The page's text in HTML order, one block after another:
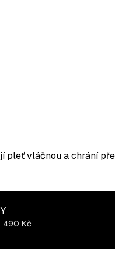
pleť vláčnou a chrání
490 Kč